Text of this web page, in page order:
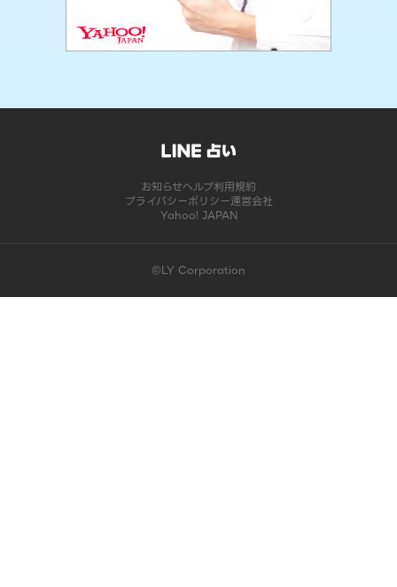
お知らせヘルプ利用規約
プライバシーポリシー運営会社
Yahoo! JAPAN
©LY Corporation
このコンテンツは掲載が終了しました | LINE占い